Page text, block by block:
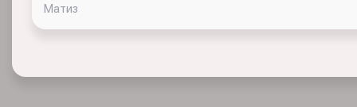
Матиз